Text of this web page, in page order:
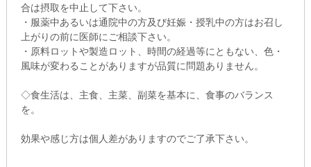
合は摂取を中止して下さい。
・服薬中あるいは通院中の方及び妊娠・授乳中の方はお召し
上がりの前に医師にご相談下さい。
・原料ロットや製造ロット、時間の経過等にともない、色・
風味が変わることがありますが品質に問題ありません。
◇食生活は、主食、主菜、副菜を基本に、食事のバランス
を。
効果や感じ方は個人差がありますのでご了承下さい。